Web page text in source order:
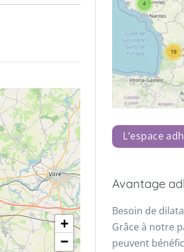
+
−
L’espace
Avantage
Besoin de
Grâce à notre
peuvent